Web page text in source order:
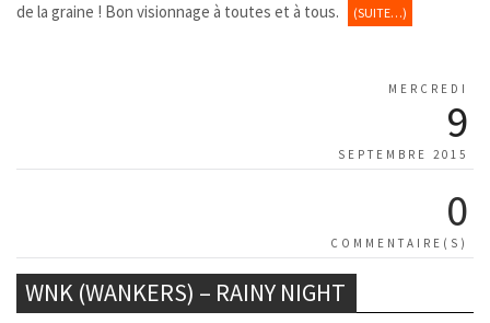
de la graine ! Bon visionnage à toutes et à tous.
(SUITE…)
MERCREDI
9
SEPTEMBRE 2015
0
COMMENTAIRE(S)
WNK (WANKERS) – RAINY NIGHT